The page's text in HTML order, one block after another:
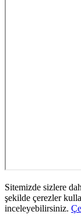
Sitemizde sizlere
şekilde çerezler
inceleyebilirsiniz.